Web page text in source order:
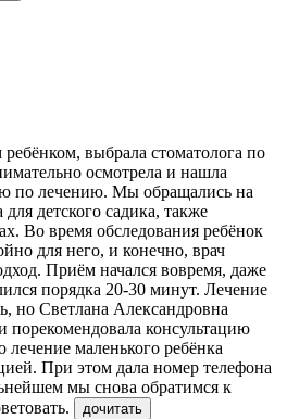
выбрала стоматолога по
осмотрела и нашла
по лечению. Мы обращались на
детского садика, также
Во время обследования ребёнок
для него, и конечно, врач
Приём начался вовремя, даже
порядка 20-30 минут. Лечение
но Светлана Александровна
порекомендовала консультацию
лечение маленького ребёнка
При этом дала номер телефона
мы снова обратимся к
дочитать